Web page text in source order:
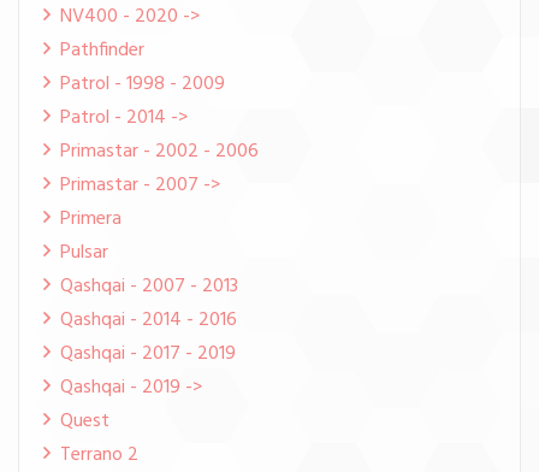
NV400 - 2020 ->
Pathfinder
Patrol - 1998 - 2009
Patrol - 2014 ->
Primastar - 2002 - 2006
Primastar - 2007 ->
Primera
Pulsar
Qashqai - 2007 - 2013
Qashqai - 2014 - 2016
Qashqai - 2017 - 2019
Qashqai - 2019 ->
Quest
Terrano 2